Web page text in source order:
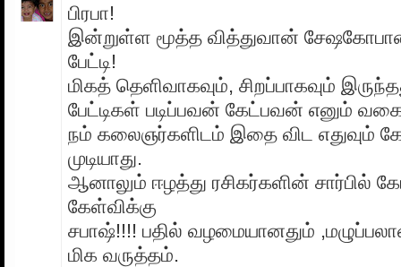
பிரபா!
இன்றுள்ள மூத்த வித்துவான்
பேட்டி!
மிகத் தெளிவாகவும், சிறப்பாகவும்
பேட்டிகள் படிப்பவன் கேட்பவன் எனும்
நம் கலைஞர்களிடம் இதை விட எதுவும்
முடியாது.
ஆனாலும் ஈழத்து ரசிகர்களின் சார்பில்
கேள்விக்கு
சபாஷ்!!!! பதில் வழமையானதும்
மிக வருத்தம்.